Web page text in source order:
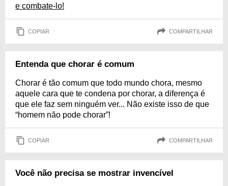
e combate-lo!
COPIAR COMPARTILHAR
Entenda que chorar é comum
Chorar é tão comum que todo mundo chora, mesmo
aquele cara que te condena por chorar, a diferença é
que ele faz sem ninguém ver... Não existe isso de que
“homem não pode chorar”!
COPIAR COMPARTILHAR
Você não precisa se mostrar invencível